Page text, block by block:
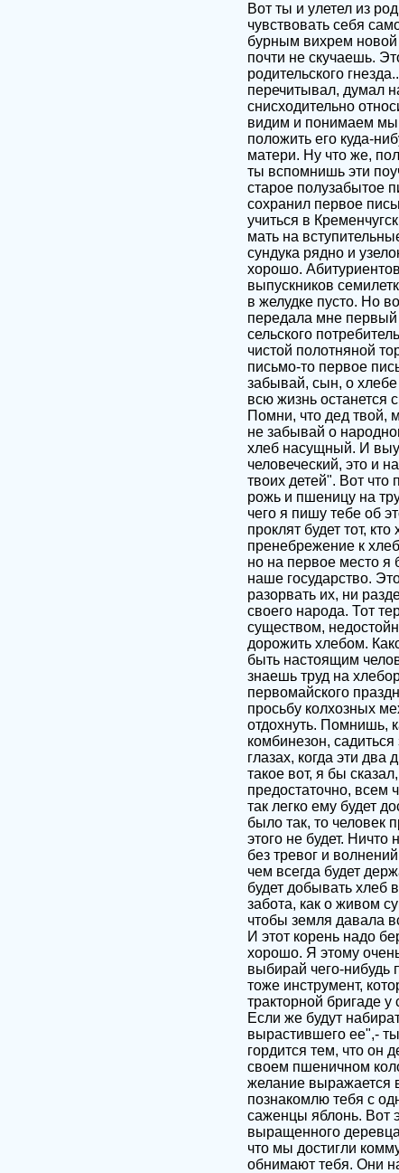
Вот ты и улетел из
чувствовать себя
бурным вихрем
почти не скучаешь.
родительского
перечитывал, думал
снисходительно
видим и понимаем мы.
положить его куда-
матери. Ну что же,
ты вспомнишь эти
старое полузабытое
сохранил первое
учиться в
мать на
сундука рядно и
хорошо.
выпускников
в желудке пусто. Но
передала мне первый
сельского
чистой полотняной
письмо-то первое
забывай, сын, о
всю жизнь останется
Помни, что дед твой,
не забывай о
хлеб насущный. И
человеческий, это и
твоих детей". Вот
рожь и пшеницу на
чего я пишу тебе об
проклят будет тот,
пренебрежение к
но на первое место я
наше государство.
разорвать их, ни
своего народа. Тот
существом,
дорожить хлебом.
быть настоящим
знаешь труд на
первомайского
просьбу колхозных
отдохнуть. Помнишь,
комбинезон,
глазах, когда эти
такое вот, я бы
предостаточно, всем
так легко ему будет
было так, то человек
этого не будет. Ничто
без тревог и
чем всегда будет
будет добывать хлеб
забота, как о живом
чтобы земля давала
И этот корень надо
хорошо. Я этому
выбирай чего-нибудь
тоже инструмент,
тракторной бригаде
Если же будут
вырастившего ее",-
гордится тем, что он
своем пшеничном
желание выражается
познакомлю тебя с
саженцы яблонь. Вот
выращенного
что мы достигли
обнимают тебя. Они